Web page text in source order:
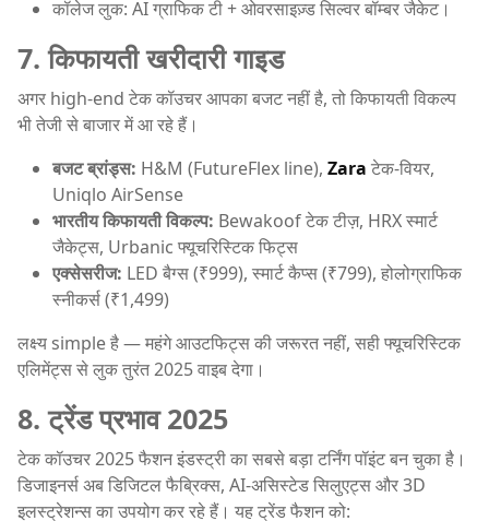
कॉलेज लुक: AI ग्राफिक टी + ओवरसाइज़्ड सिल्वर बॉम्बर जैकेट।
7. किफायती खरीदारी गाइड
अगर high-end टेक कॉउचर आपका बजट नहीं है, तो किफायती विकल्प
भी तेजी से बाजार में आ रहे हैं।
बजट ब्रांड्स: H&M (FutureFlex line), Zara टेक-वियर,
Uniqlo AirSense
भारतीय किफायती विकल्प: Bewakoof टेक टीज़, HRX स्मार्ट
जैकेट्स, Urbanic फ्यूचरिस्टिक फिट्स
एक्सेसरीज: LED बैग्स (₹999), स्मार्ट कैप्स (₹799), होलोग्राफिक
स्नीकर्स (₹1,499)
लक्ष्य simple है — महंगे आउटफिट्स की जरूरत नहीं, सही फ्यूचरिस्टिक
एलिमेंट्स से लुक तुरंत 2025 वाइब देगा।
8. ट्रेंड प्रभाव 2025
टेक कॉउचर 2025 फैशन इंडस्ट्री का सबसे बड़ा टर्निंग पॉइंट बन चुका है।
डिजाइनर्स अब डिजिटल फैब्रिक्स, AI-असिस्टेड सिलुएट्स और 3D
इलस्ट्रेशन्स का उपयोग कर रहे हैं। यह ट्रेंड फैशन को: